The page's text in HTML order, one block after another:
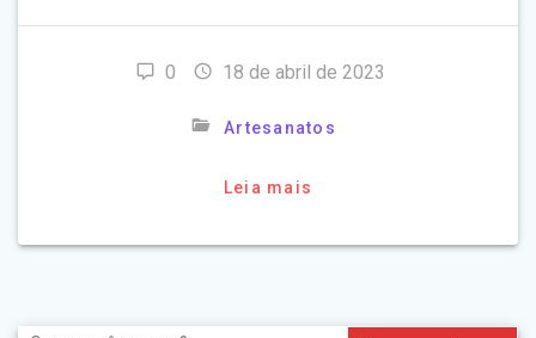
0 18 de abril de 2023
Artesanatos
Leia mais
Search